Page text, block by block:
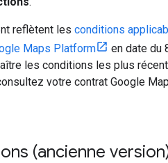
reflètent les conditions
Maps Platform
en date du
les conditions les plus
votre contrat Google
(ancienne